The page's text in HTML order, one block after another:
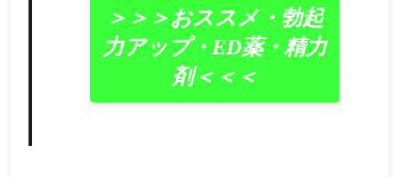
＞＞＞おススメ・勃起
力アップ・ED薬・精力
剤＜＜＜